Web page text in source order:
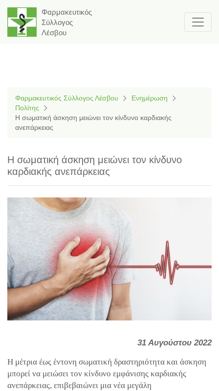
Φαρμακευτικός
Σύλλογος
Λέσβου
Φαρμακευτικός Σύλλογος Λέσβου
Ενημέρωση
Πολίτης
Η σωματική άσκηση μειώνει τον κίνδυνο καρδιακής
ανεπάρκειας
Η σωματική άσκηση μειώνει τον κίνδυνο
καρδιακής ανεπάρκειας
31 Αυγούστου 2022
Η μέτρια έως έντονη σωματική δραστηριότητα και άσκηση
μπορεί να μειώσει τον κίνδυνο εμφάνισης καρδιακής
ανεπάρκειας, επιβεβαιώνει μια νέα μεγάλη